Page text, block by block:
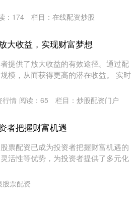
： 174 栏目： 在线配资炒股
大收益，实现财富梦想
提供了放大收益的有效途径。通过配
模，从而获得更高的潜在收益。 实时
行情 阅读： 65 栏目： 炒股配资门户
者把握财富机遇
票配资已成为投资者把握财富机遇的
活性等优势，为投资者提供了多元化
股票配资